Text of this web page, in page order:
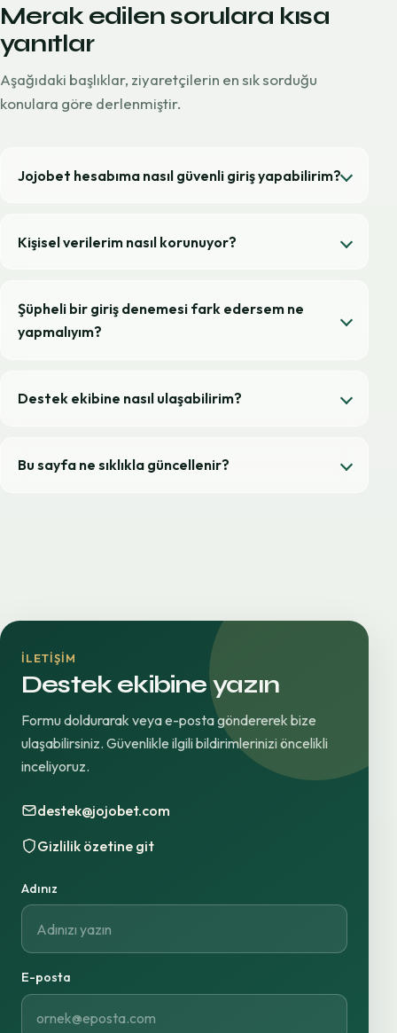
Merak edilen sorulara kısa
yanıtlar
Aşağıdaki başlıklar, ziyaretçilerin en sık sorduğu
konulara göre derlenmiştir.
Jojobet hesabıma nasıl güvenli giriş yapabilirim?
Kişisel verilerim nasıl korunuyor?
Şüpheli bir giriş denemesi fark edersem ne
yapmalıyım?
Destek ekibine nasıl ulaşabilirim?
Bu sayfa ne sıklıkla güncellenir?
İLETIŞIM
Destek ekibine yazın
Formu doldurarak veya e-posta göndererek bize
ulaşabilirsiniz. Güvenlikle ilgili bildirimlerinizi öncelikli
inceliyoruz.
destek@jojobet.com
Gizlilik özetine git
Adınız
E-posta